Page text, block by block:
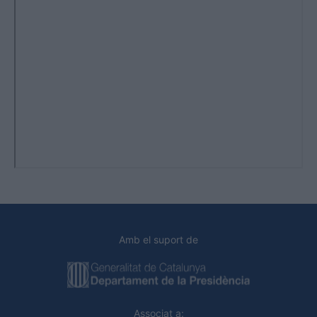
Amb el suport de
Associat a: